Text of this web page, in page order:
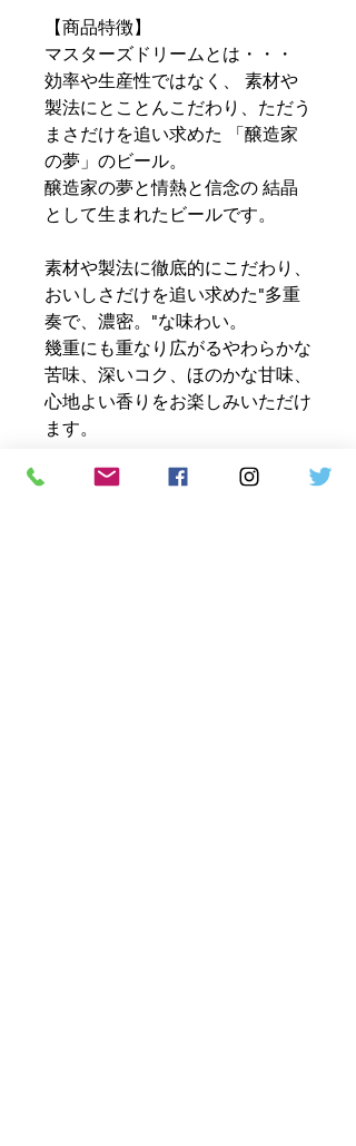
【商品特徴】
マスターズドリームとは・・・
効率や生産性ではなく、 素材や
製法にとことんこだわり、ただう
まさだけを追い求めた 「醸造家
の夢」のビール。
醸造家の夢と情熱と信念の 結晶
として生まれたビールです。
素材や製法に徹底的にこだわり、
おいしさだけを追い求めた"多重
奏で、濃密。"な味わい。
幾重にも重なり広がるやわらかな
苦味、深いコク、ほのかな甘味、
心地よい香りをお楽しみいただけ
ます。